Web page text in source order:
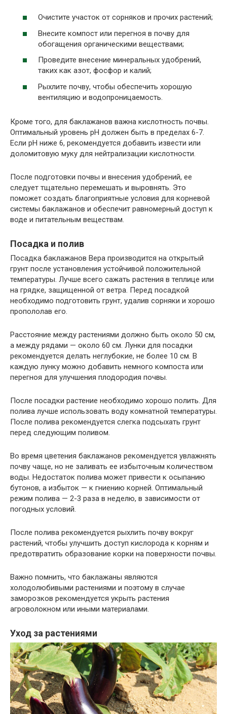
Очистите участок от сорняков и прочих растений;
Внесите компост или перегноя в почву для
обогащения органическими веществами;
Проведите внесение минеральных удобрений,
таких как азот, фосфор и калий;
Рыхлите почву, чтобы обеспечить хорошую
вентиляцию и водопроницаемость.
Кроме того, для баклажанов важна кислотность почвы.
Оптимальный уровень pH должен быть в пределах 6-7.
Если pH ниже 6, рекомендуется добавить извести или
доломитовую муку для нейтрализации кислотности.
После подготовки почвы и внесения удобрений, ее
следует тщательно перемешать и выровнять. Это
поможет создать благоприятные условия для корневой
системы баклажанов и обеспечит равномерный доступ к
воде и питательным веществам.
Посадка и полив
Посадка баклажанов Вера производится на открытый
грунт после установления устойчивой положительной
температуры. Лучше всего сажать растения в теплице или
на грядке, защищенной от ветра. Перед посадкой
необходимо подготовить грунт, удалив сорняки и хорошо
пропололав его.
Расстояние между растениями должно быть около 50 см,
а между рядами — около 60 см. Лунки для посадки
рекомендуется делать неглубокие, не более 10 см. В
каждую лунку можно добавить немного компоста или
перегноя для улучшения плодородия почвы.
После посадки растение необходимо хорошо полить. Для
полива лучше использовать воду комнатной температуры.
После полива рекомендуется слегка подсыхать грунт
перед следующим поливом.
Во время цветения баклажанов рекомендуется увлажнять
почву чаще, но не заливать ее избыточным количеством
воды. Недостаток полива может привести к осыпанию
бутонов, а избыток — к гниению корней. Оптимальный
режим полива — 2-3 раза в неделю, в зависимости от
погодных условий.
После полива рекомендуется рыхлить почву вокруг
растений, чтобы улучшить доступ кислорода к корням и
предотвратить образование корки на поверхности почвы.
Важно помнить, что баклажаны являются
холодолюбивыми растениями и поэтому в случае
заморозков рекомендуется укрыть растения
агроволокном или иными материалами.
Уход за растениями